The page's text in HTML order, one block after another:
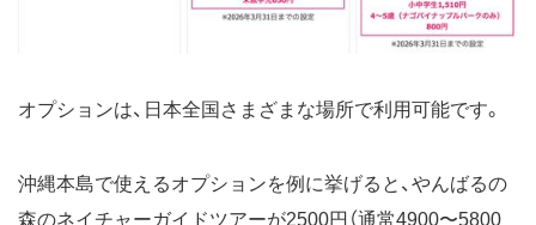
オプションは、日本全国さまざまな場所で利用可能です。
沖縄本島で使えるオプションを例に挙げると、やんばるの
森のネイチャーガイドツアーが2500円（通常4900〜5800